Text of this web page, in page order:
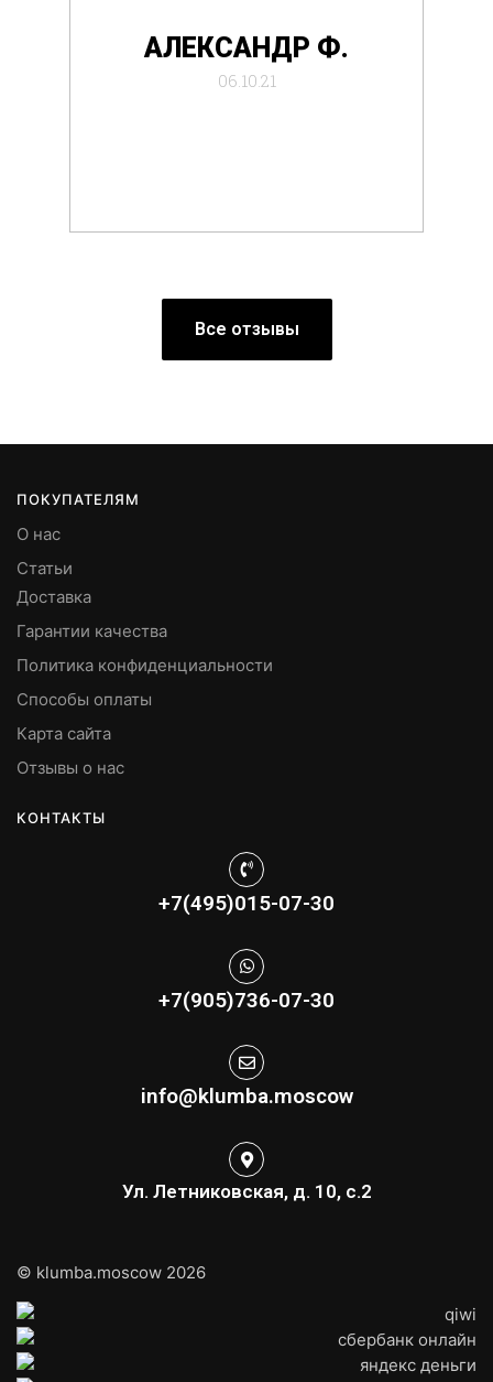
АЛЕКСАНДР Ф.
06.10.21
Все отзывы
ПОКУПАТЕЛЯМ
О нас
Статьи
Доставка
Гарантии качества
Политика конфиденциальности
Способы оплаты
Карта сайта
Отзывы о нас
КОНТАКТЫ
+7(495)015-07-30
+7(905)736-07-30
info@klumba.moscow
Ул. Летниковская, д. 10, с.2
© klumba.moscow 2026